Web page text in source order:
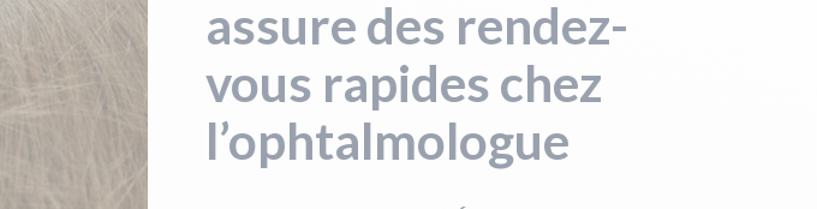
assure des rendez-
vous rapides chez
l’ophtalmologue